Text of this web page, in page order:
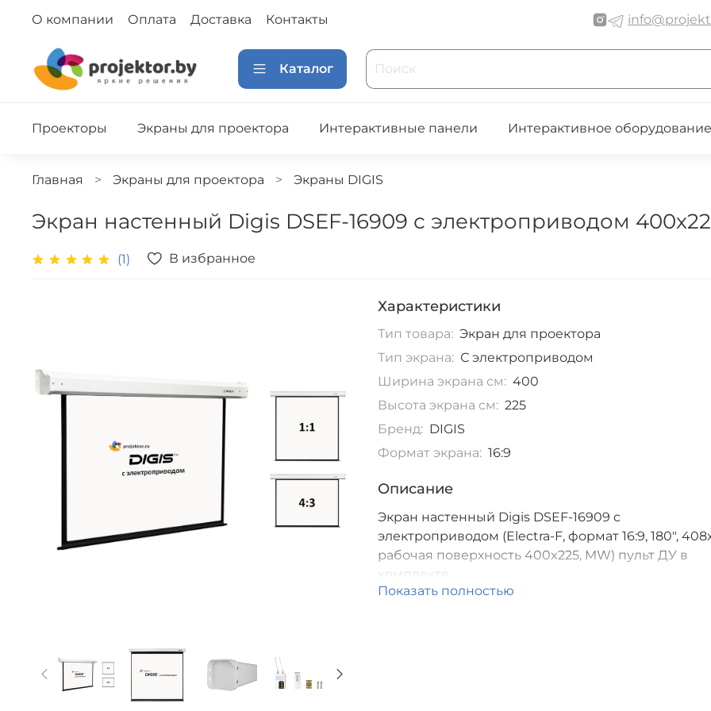
О компании Оплата Доставка Контакты
Каталог
Проекторы Экраны для проектора Интерактивные панели Интерактивное оборудование
Главная Экраны для проектора Экраны DIGIS
Экран настенный Digis DSEF-16909 с электроприводом
(1) В избранное
Характеристики
Тип товара: Экран для проектора
Тип экрана: С электроприводом
Ширина экрана см: 400
Высота экрана см: 225
Бренд: DIGIS
Формат экрана: 16:9
Описание
Экран настенный Digis DSEF-16909 с
электроприводом (Electra-F, формат 16:9, 180",
рабочая поверхность 400x225, MW) пульт ДУ в
комплекте
Показать полностью